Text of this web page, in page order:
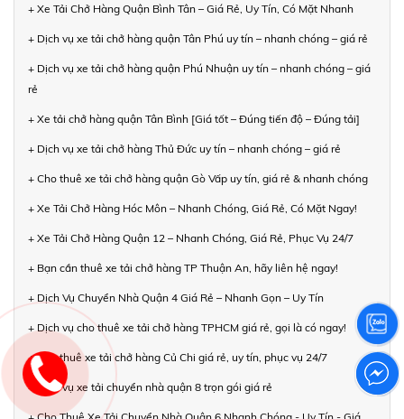
+ Xe Tải Chở Hàng Quận Bình Tân – Giá Rẻ, Uy Tín, Có Mặt Nhanh
+ Dịch vụ xe tải chở hàng quận Tân Phú uy tín – nhanh chóng – giá rẻ
+ Dịch vụ xe tải chở hàng quận Phú Nhuận uy tín – nhanh chóng – giá
rẻ
+ Xe tải chở hàng quận Tân Bình [Giá tốt – Đúng tiến độ – Đúng tải]
+ Dịch vụ xe tải chở hàng Thủ Đức uy tín – nhanh chóng – giá rẻ
+ Cho thuê xe tải chở hàng quận Gò Vấp uy tín, giá rẻ & nhanh chóng
+ Xe Tải Chở Hàng Hóc Môn – Nhanh Chóng, Giá Rẻ, Có Mặt Ngay!
+ Xe Tải Chở Hàng Quận 12 – Nhanh Chóng, Giá Rẻ, Phục Vụ 24/7
+ Bạn cần thuê xe tải chở hàng TP Thuận An, hãy liên hệ ngay!
+ Dịch Vụ Chuyển Nhà Quận 4 Giá Rẻ – Nhanh Gọn – Uy Tín
+ Dịch vụ cho thuê xe tải chở hàng TPHCM giá rẻ, gọi là có ngay!
+ Cho thuê xe tải chở hàng Củ Chi giá rẻ, uy tín, phục vụ 24/7
+ Dịch vụ xe tải chuyển nhà quận 8 trọn gói giá rẻ